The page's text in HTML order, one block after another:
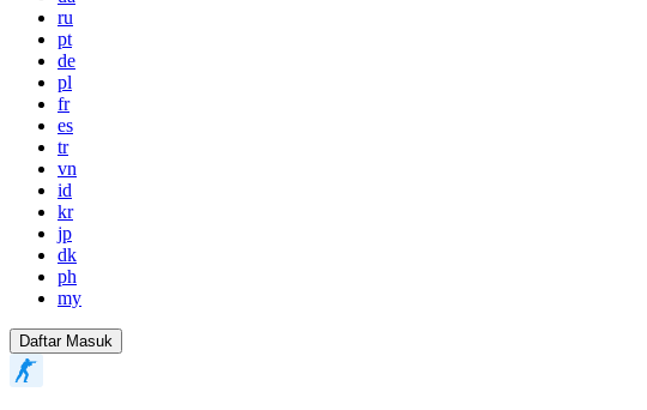
ru
pt
de
pl
fr
es
tr
vn
id
kr
jp
dk
ph
my
Daftar Masuk